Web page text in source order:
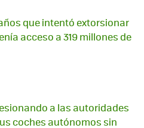
que intentó extorsionar
acceso a 319 millones de
a las autoridades
coches autónomos sin